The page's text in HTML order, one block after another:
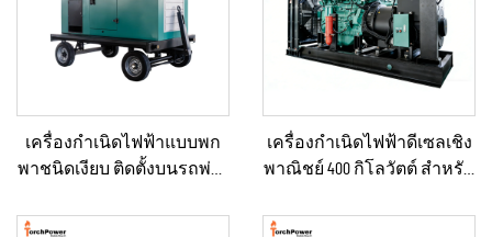
เครื่องกำเนิดไฟฟ้าแบบพก
พาชนิดเงียบ ติดตั้งบนรถพ่วง
เครื่องกำเนิดไฟฟ้าดีเซลเชิง
พาณิชย์ 400 กิโลวัตต์ สำหรับ
ไฟฟ้าอย่างต่อเนื่อง